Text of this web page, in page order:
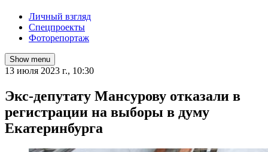
Личный взгляд
Спецпроекты
Фоторепортаж
Show menu
13 июля 2023 г., 10:30
Экс-депутату Мансурову отказали в
регистрации на выборы в думу
Екатеринбурга